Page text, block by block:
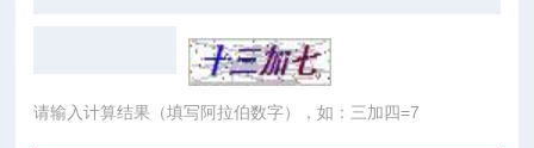
请输入计算结果（填写阿拉伯数字），如：三加四=7